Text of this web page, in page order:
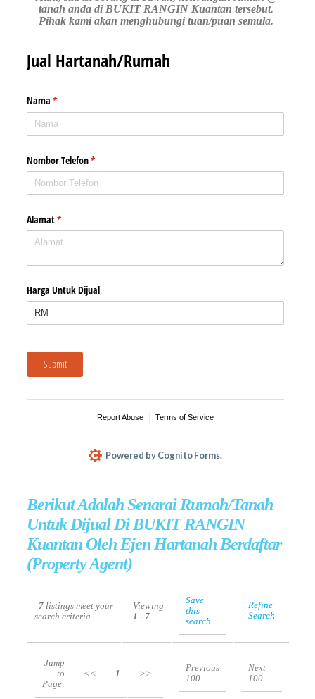
tanah anda di BUKIT RANGIN Kuantan tersebut.
Pihak kami akan menghubungi tuan/puan semula.
Berikut Adalah Senarai Rumah/Tanah
Untuk Dijual Di BUKIT RANGIN
Kuantan Oleh Ejen Hartanah Berdaftar
(Property Agent)
7listings meet your
search criteria.
Viewing
1 - 7
Save
this
search
Refine
Search
Jump
to
Page:
<< 1 >>
Previous
100
Next
100